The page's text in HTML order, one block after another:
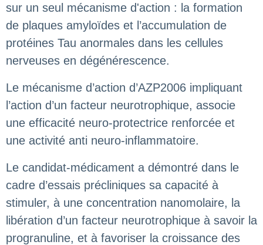
sur un seul mécanisme d'action : la formation
de plaques amyloïdes et l’accumulation de
protéines Tau anormales dans les cellules
nerveuses en dégénérescence.
Le mécanisme d’action d’AZP2006 impliquant
l’action d’un facteur neurotrophique, associe
une efficacité neuro-protectrice renforcée et
une activité anti neuro-inflammatoire.
Le candidat-médicament a démontré dans le
cadre d’essais précliniques sa capacité à
stimuler, à une concentration nanomolaire, la
libération d’un facteur neurotrophique à savoir la
progranuline, et à favoriser la croissance des